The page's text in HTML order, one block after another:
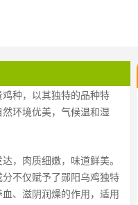
种，以其独特的品种特
环境优美，气候温和湿
，肉质细嫩，味道鲜美。
不仅赋予了郧阳乌鸡独特
、滋阴润燥的作用，适用